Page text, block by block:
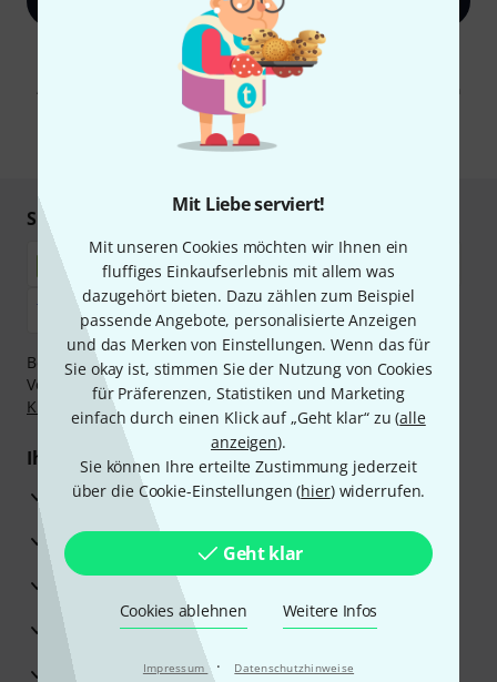
Mit Liebe serviert!
Mit unseren Cookies möchten wir Ihnen ein
fluffiges Einkaufserlebnis mit allem was
dazugehört bieten. Dazu zählen zum Beispiel
passende Angebote, personalisierte Anzeigen
und das Merken von Einstellungen. Wenn das für
Sie okay ist, stimmen Sie der Nutzung von Cookies
für Präferenzen, Statistiken und Marketing
einfach durch einen Klick auf „Geht klar“ zu (alle
anzeigen).
Sie können Ihre erteilte Zustimmung jederzeit
über die Cookie-Einstellungen (hier) widerrufen.
Geht klar
Cookies ablehnen Weitere Infos
Impressum · Datenschutzhinweise
Mit Klick auf „Jetzt anmelden“ stimmen Sie dem Erhalt von E-Mail-
Werbung und einer Messung des E-Mail-Nutzungsverhaltens zu. Die
Abmeldung ist jederzeit möglich. Weitere Informationen finden Sie in
unseren
Datenschutzhinweisen
* Pflichtfeld
Sicher einkaufen & bezahlen
Bezahlen Sie vertraulich und sicher per Nachnahme,
Vorkasse, PayPal, Amazon Pay, Klarna Sofort bezahlen
Klarna Ratenzahlungoder Kreditkarte.
Ihre Vorteile
3 Jahre Thomann Garantie
30 Tage Money-Back-Garantie
Reparaturservice
Beratung durch Fachexperten
Zufriedenheitsgarantie